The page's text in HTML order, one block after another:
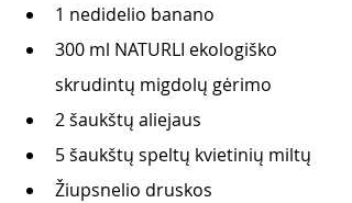
1 nedidelio banano
300 ml NATURLI ekologiško
skrudintų migdolų gėrimo
2 šaukštų aliejaus
5 šaukštų speltų kvietinių miltų
Žiupsnelio druskos